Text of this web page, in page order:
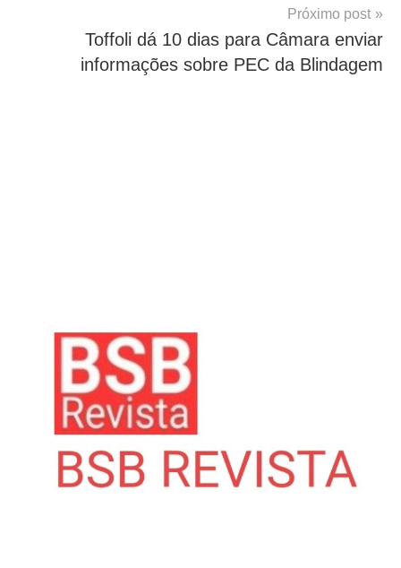
Próximo post
Toffoli dá 10 dias para Câmara enviar
informações sobre PEC da Blindagem